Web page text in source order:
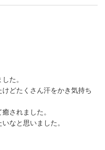
た。
どたくさん汗をかき気持ち
されました。
なと思いました。